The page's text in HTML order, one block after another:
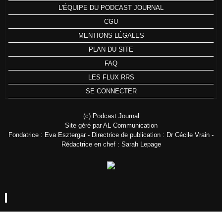
L'ÉQUIPE DU PODCAST JOURNAL
CGU
MENTIONS LÉGALES
PLAN DU SITE
FAQ
LES FLUX RRS
SE CONNECTER
(c) Podcast Journal
Site géré par AL Communication
Fondatrice : Eva Esztergar - Directrice de publication : Dr Cécile Vrain -
Rédactrice en chef : Sarah Lepage